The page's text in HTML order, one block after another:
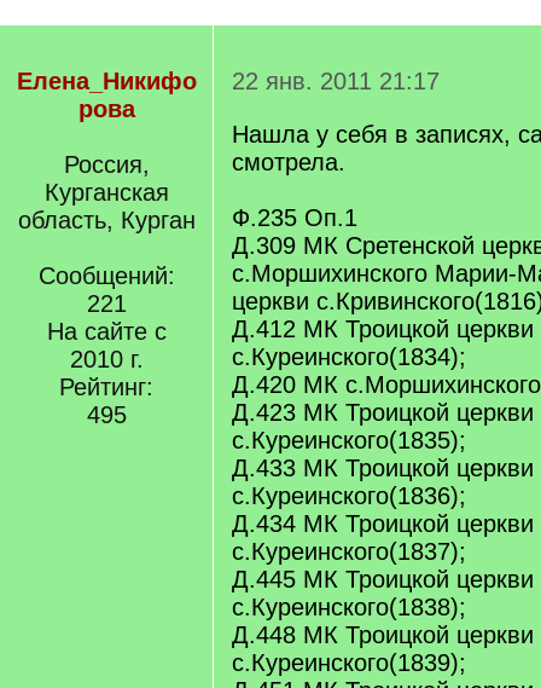
Елена_Никифо
рова
Россия,
Курганская
область, Курган
Сообщений:
221
На сайте с
2010 г.
Рейтинг:
495
22 янв. 2011 21:17
Нашла у себя в записях,
смотрела.
Ф.235 Оп.1
Д.309 МК Сретенской
с.Моршихинского Марии-
церкви
Д.412 МК Троицкой церкви
с.Куреинского(1834);
Д.420 МК
Д.423 МК Троицкой церкви
с.Куреинского(1835);
Д.433 МК Троицкой церкви
с.Куреинского(1836);
Д.434 МК Троицкой церкви
с.Куреинского(1837);
Д.445 МК Троицкой церкви
с.Куреинского(1838);
Д.448 МК Троицкой церкви
с.Куреинского(1839);